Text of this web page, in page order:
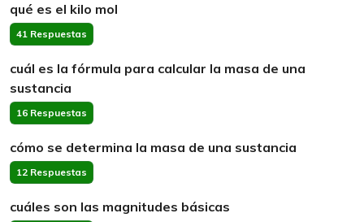
qué es el kilo mol
41 Respuestas
cuál es la fórmula para calcular la masa de una
sustancia
16 Respuestas
cómo se determina la masa de una sustancia
12 Respuestas
cuáles son las magnitudes básicas